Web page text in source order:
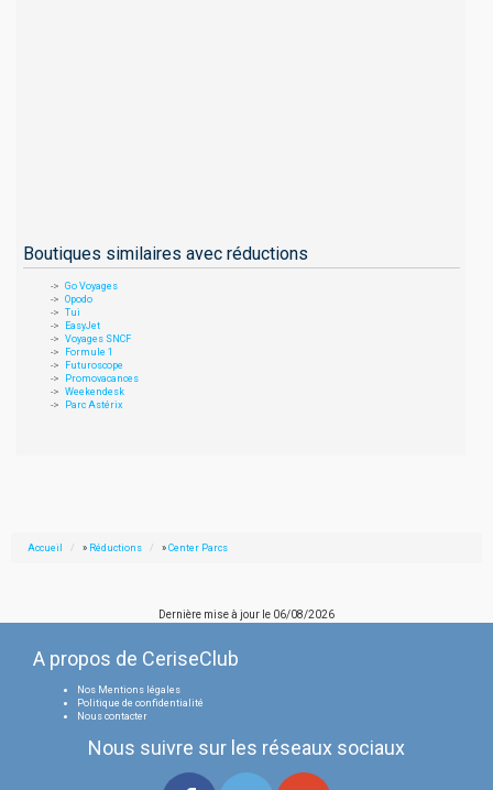
Boutiques similaires avec réductions
Go Voyages
Opodo
Tui
EasyJet
Voyages SNCF
Formule 1
Futuroscope
Promovacances
Weekendesk
Parc Astérix
Accueil » Réductions » Center Parcs
Dernière mise à jour le 06/08/2026
A propos de CeriseClub
Nos Mentions légales
Politique de confidentialité
Nous contacter
Nous suivre sur les réseaux sociaux